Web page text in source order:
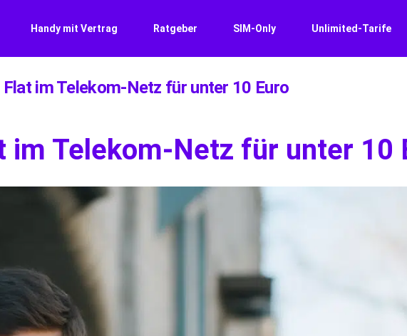
Handy mit Vertrag Ratgeber SIM-Only Unlimited-Tarife
im Telekom-Netz für unter 10 Euro
im Telekom-Netz für unter 10